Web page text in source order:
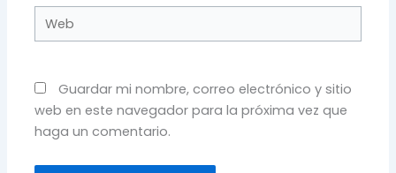
Web
Guardar mi nombre, correo electrónico y sitio
web en este navegador para la próxima vez que
haga un comentario.